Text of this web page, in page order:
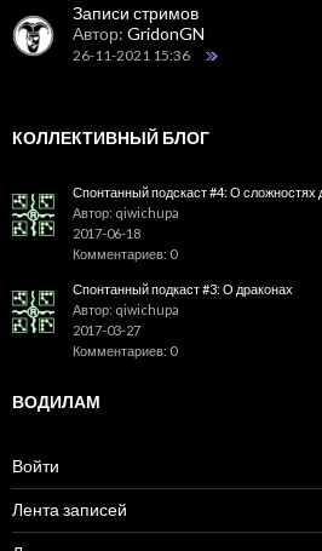
Записи стримов
Автор: GridonGN
26-11-2021 15:36
КОЛЛЕКТИВНЫЙ БЛОГ
Спонтанный подскаст #4: О сложностях
Автор: qiwichupa
2017-06-18
Комментариев: 0
Спонтанный подкаст #3: О драконах
Автор: qiwichupa
2017-03-27
Комментариев: 0
ВОДИЛАМ
Войти
Лента записей